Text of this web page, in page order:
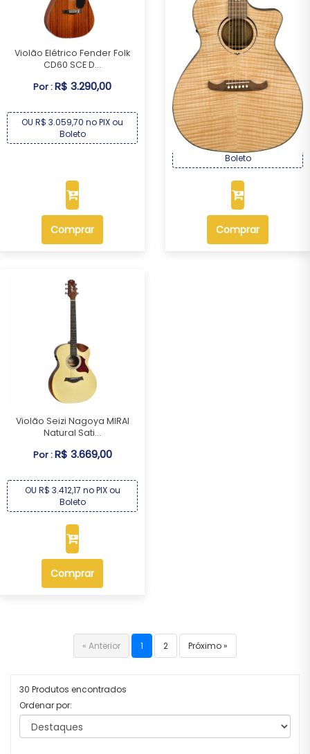
Violão Elétrico Fender Folk
CD60 SCE D...
Por :R$ 3.290,00
OU R$ 3.059,70 no PIX ou
Boleto
Comprar
Violão Elétrico Fender
FA345CE Auditor...
Por :R$ 3.599,00
OU R$ 3.347,07 no PIX ou
Boleto
Comprar
Violão Seizi Nagoya MIRAI
Natural Sati...
Por :R$ 3.669,00
OU R$ 3.412,17 no PIX ou
Boleto
Comprar
« Anterior 1 2 Próximo »
30 Produtos encontrados
Ordenar por: